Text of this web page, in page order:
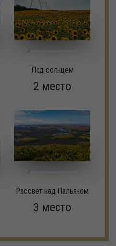
Под солнцем
2 место
Рассвет над Пальяном
3 место